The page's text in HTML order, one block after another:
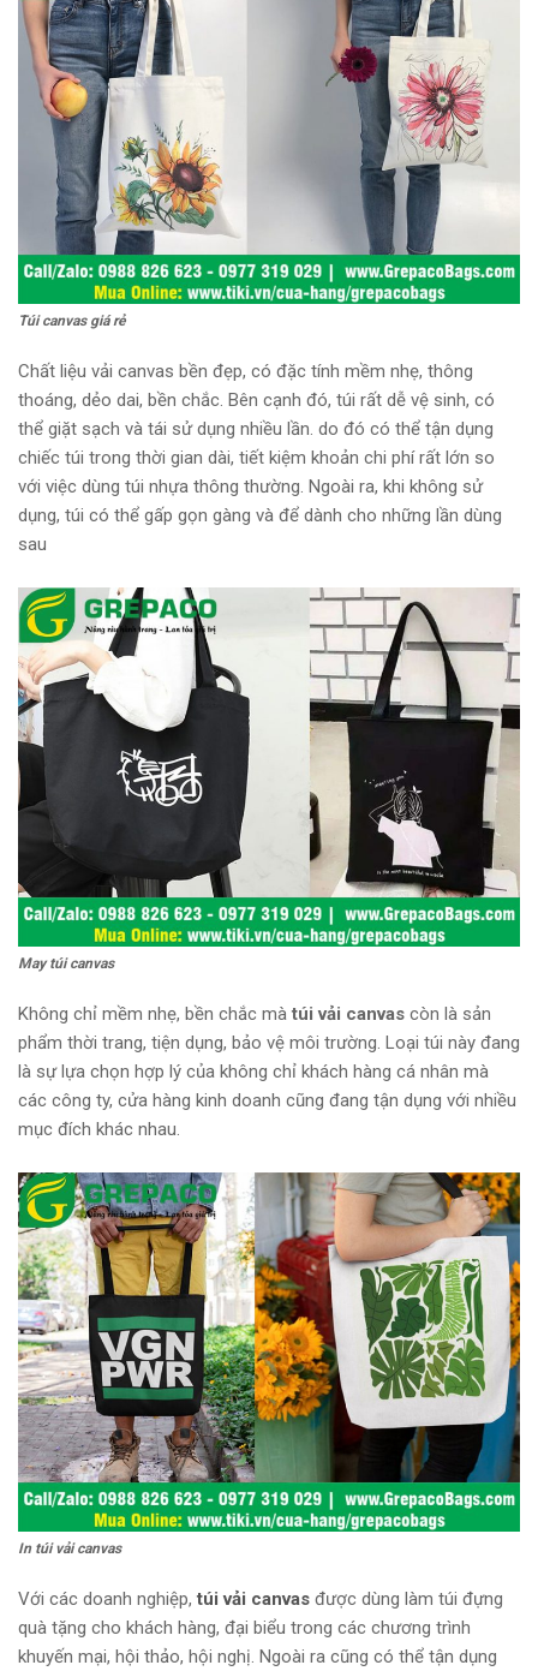
Túi canvas giá rẻ
Chất liệu vải canvas bền đẹp, có đặc tính mềm nhẹ, thông
thoáng, dẻo dai, bền chắc. Bên cạnh đó, túi rất dễ vệ sinh, có
thể giặt sạch và tái sử dụng nhiều lần. do đó có thể tận dụng
chiếc túi trong thời gian dài, tiết kiệm khoản chi phí rất lớn so
với việc dùng túi nhựa thông thường. Ngoài ra, khi không sử
dụng, túi có thể gấp gọn gàng và để dành cho những lần dùng
sau
May túi canvas
Không chỉ mềm nhẹ, bền chắc mà túi vải canvas còn là sản
phẩm thời trang, tiện dụng, bảo vệ môi trường. Loại túi này đang
là sự lựa chọn hợp lý của không chỉ khách hàng cá nhân mà
các công ty, cửa hàng kinh doanh cũng đang tận dụng với nhiều
mục đích khác nhau.
In túi vải canvas
Với các doanh nghiệp,túi vải canvas được dùng làm túi đựng
quà tặng cho khách hàng, đại biểu trong các chương trình
khuyến mại, hội thảo, hội nghị. Ngoài ra cũng có thể tận dụng